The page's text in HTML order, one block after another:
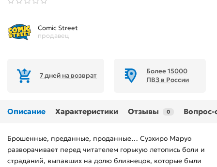
Comic Street
продавец
7 дней на возврат
Более 15000
ПВЗ в России
Описание Характеристики Отзывы 0 Вопрос-
Брошенные, преданные, проданные… Суэхиро Маруо
разворачивает перед читателем горькую летопись боли и
страданий, выпавших на долю близнецов, которые были